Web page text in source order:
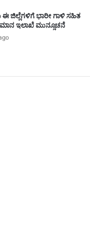
ಜಿಲ್ಲೆಗಳಿಗೆ ಭಾರೀ ಗಾಳಿ ಸಹಿತ
ಇಲಾಖೆ ಮುನ್ಸೂಚನೆ